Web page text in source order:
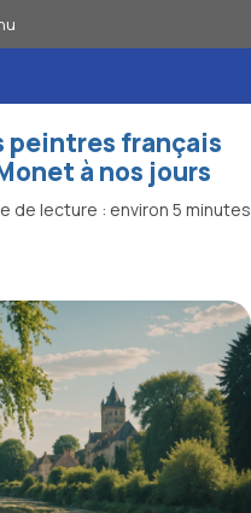
peintres français
à nos jours
de lecture : environ 5 minutes